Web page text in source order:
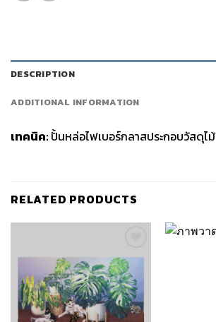
DESCRIPTION
ADDITIONAL INFORMATION
เทคนิค:ปั้นหล่อไฟเบอร์กลาสประกอบวัสดุไม้
RELATED PRODUCTS
Add to
wishlist